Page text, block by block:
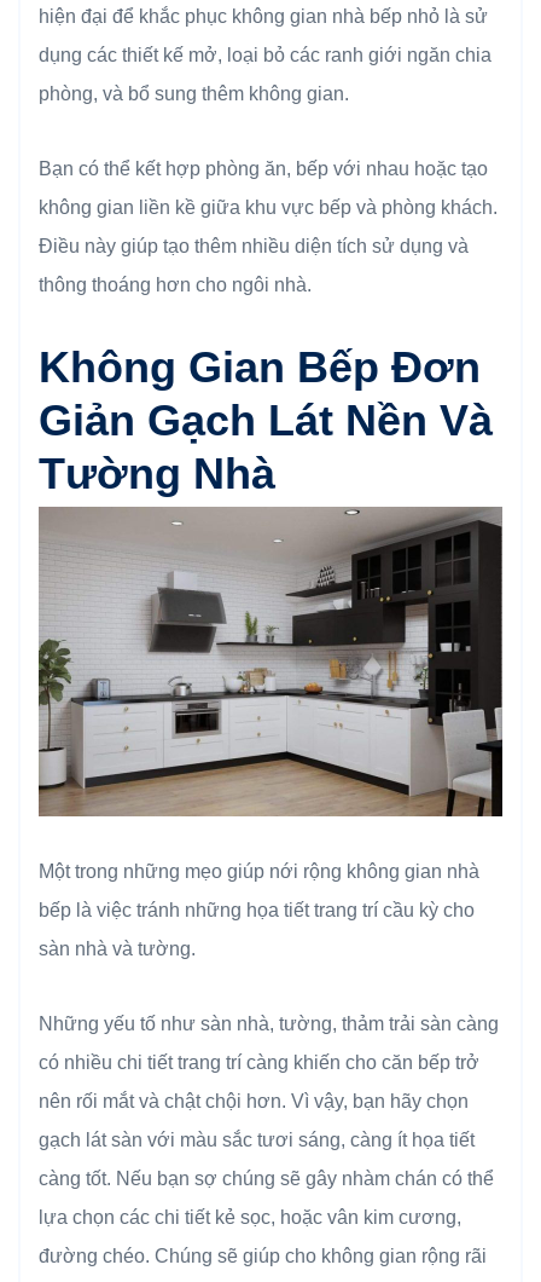
hiện đại để khắc phục không gian nhà bếp nhỏ là sử
dụng các thiết kế mở, loại bỏ các ranh giới ngăn chia
phòng, và bổ sung thêm không gian.
Bạn có thể kết hợp phòng ăn, bếp với nhau hoặc tạo
không gian liền kề giữa khu vực bếp và phòng khách.
Điều này giúp tạo thêm nhiều diện tích sử dụng và
thông thoáng hơn cho ngôi nhà.
Không Gian Bếp Đơn
Giản Gạch Lát Nền Và
Tường Nhà
Một trong những mẹo giúp nới rộng không gian nhà
bếp là việc tránh những họa tiết trang trí cầu kỳ cho
sàn nhà và tường.
Những yếu tố như sàn nhà, tường, thảm trải sàn càng
có nhiều chi tiết trang trí càng khiến cho căn bếp trở
nên rối mắt và chật chội hơn. Vì vậy, bạn hãy chọn
gạch lát sàn với màu sắc tươi sáng, càng ít họa tiết
càng tốt. Nếu bạn sợ chúng sẽ gây nhàm chán có thể
lựa chọn các chi tiết kẻ sọc, hoặc vân kim cương,
đường chéo. Chúng sẽ giúp cho không gian rộng rãi